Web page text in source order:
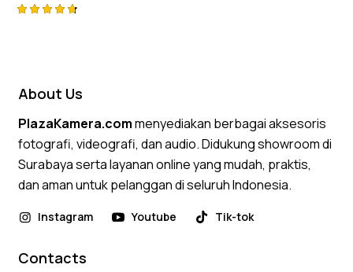
About Us
PlazaKamera.commenyediakan berbagai aksesoris
fotografi, videografi, dan audio. Didukung showroom di
Surabaya serta layanan online yang mudah, praktis,
dan aman untuk pelanggan di seluruh Indonesia.
Instagram Youtube Tik-tok
Contacts